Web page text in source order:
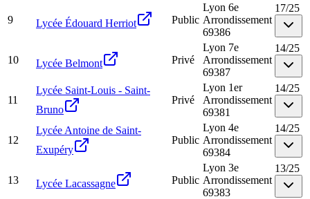
9 Lycée Édouard Herriot Public
Lyon 6e
Arrondissement
69386
17/25
10 Lycée Belmont Privé
Lyon 7e
Arrondissement
69387
14/25
11
Lycée Saint-Louis - Saint-
Bruno
Privé
Lyon 1er
Arrondissement
69381
14/25
12
Lycée Antoine de Saint-
Exupéry
Public
Lyon 4e
Arrondissement
69384
14/25
13 Lycée Lacassagne Public
Lyon 3e
Arrondissement
69383
13/25